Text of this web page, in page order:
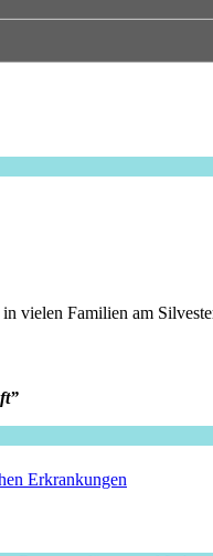
Familien am
Erkrankungen